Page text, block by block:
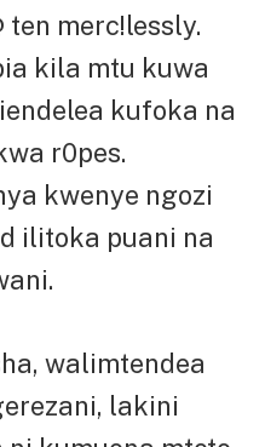
ten merc!lessly.
kila mtu kuwa
kufoka na
r0pes.
kwenye ngozi
ilitoka puani na
walimtendea
lakini